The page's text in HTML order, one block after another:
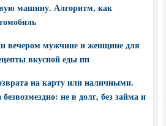
машину. Алгоритм, как
вечером мужчине и женщине для
вкусной еды пп
на карту или наличными.
не в долг, без займа и